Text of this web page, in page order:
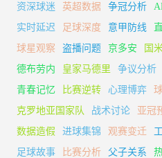
资深球迷
英超数据 争冠分析
实时延迟
足球深度 意甲防线
球星观察
盗播问题 京多安 国
德布劳内
皇家马德里 争议分析
青春记忆
比赛逆转 心理博弈
克罗地亚国家队
战术讨论 亚冠
数据造假
进球集锦 观赛变迁
足球故事
比赛分析 父子关系